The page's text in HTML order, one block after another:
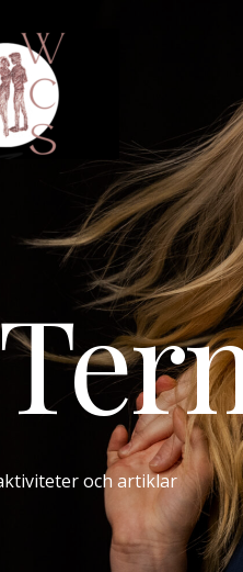
och artiklar